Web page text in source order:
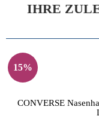
IHRE
15%
CONVERSE